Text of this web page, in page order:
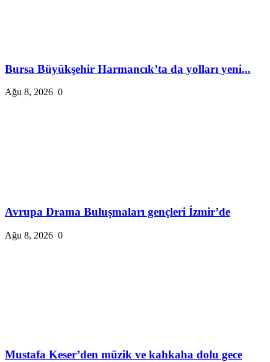
Bursa Büyükşehir Harmancık’ta da yolları yeni...
Ağu 8, 2026 0
Avrupa Drama Buluşmaları gençleri İzmir’de
Ağu 8, 2026 0
Mustafa Keser’den müzik ve kahkaha dolu gece